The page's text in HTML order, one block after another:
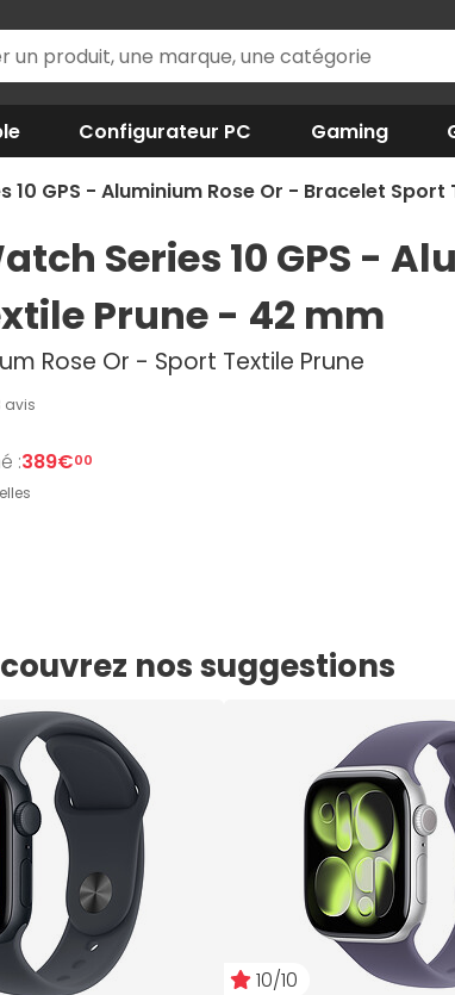
Configurateur PC Gaming
10 GPS - Aluminium Rose Or - Bracelet
Series 10 GPS -
Prune - 42 mm
Rose Or - Sport Textile Prune
avis
:389€00
nos suggestions
10/10